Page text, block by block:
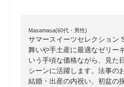
Masamasa(60代・男性)
サマースイーツセレクション
舞いや手土産に最適なゼリー
いう手頃な価格ながら、見た
シーンに活躍します。法事の
結婚・出産の内祝い、初盆の